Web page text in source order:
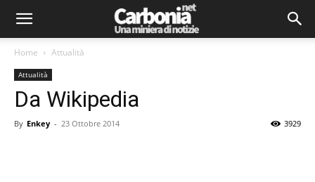
Home Attualità
Attualità
Da Wikipedia
By Enkey - 23 Ottobre 2014 3929